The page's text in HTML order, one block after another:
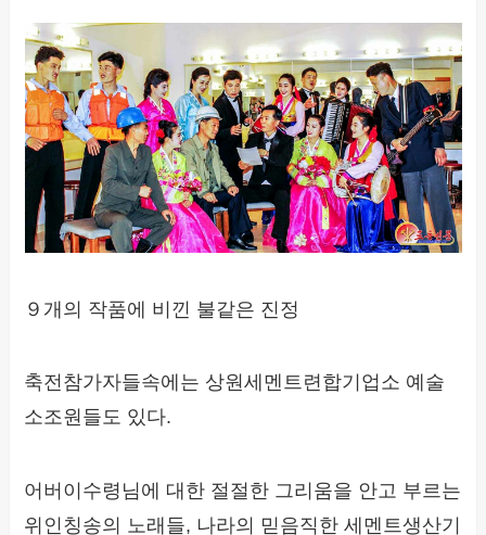
９개의 작품에 비낀 불같은 진정
축전참가자들속에는 상원세멘트련합기업소 예술
소조원들도 있다.
어버이수령님에 대한 절절한 그리움을 안고 부르는
위인칭송의 노래들, 나라의 믿음직한 세멘트생산기